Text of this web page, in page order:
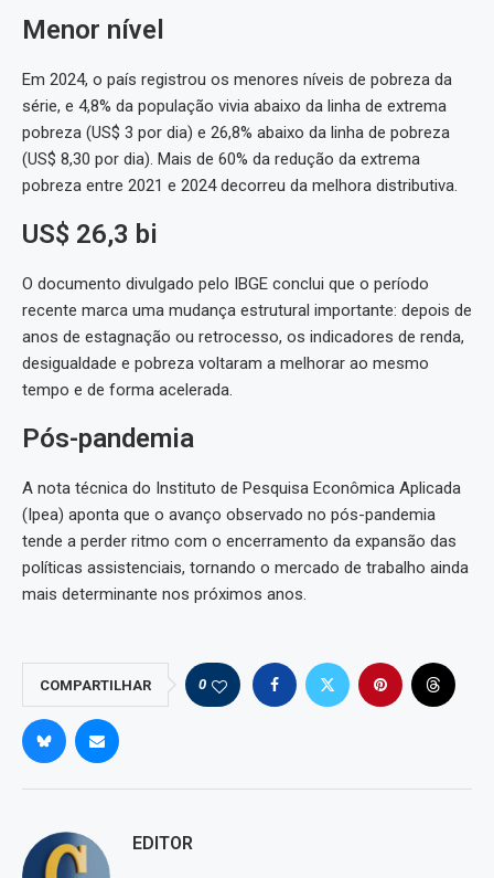
Menor nível
Em 2024, o país registrou os menores níveis de pobreza da
série, e 4,8% da população vivia abaixo da linha de extrema
pobreza (US$ 3 por dia) e 26,8% abaixo da linha de pobreza
(US$ 8,30 por dia). Mais de 60% da redução da extrema
pobreza entre 2021 e 2024 decorreu da melhora distributiva.
US$ 26,3 bi
O documento divulgado pelo IBGE conclui que o período
recente marca uma mudança estrutural importante: depois de
anos de estagnação ou retrocesso, os indicadores de renda,
desigualdade e pobreza voltaram a melhorar ao mesmo
tempo e de forma acelerada.
Pós-pandemia
A nota técnica do Instituto de Pesquisa Econômica Aplicada
(Ipea) aponta que o avanço observado no pós-pandemia
tende a perder ritmo com o encerramento da expansão das
políticas assistenciais, tornando o mercado de trabalho ainda
mais determinante nos próximos anos.
COMPARTILHAR 0
EDITOR